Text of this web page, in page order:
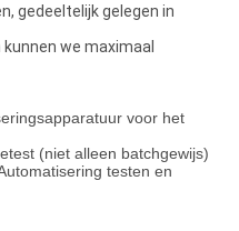
gedeeltelijk gelegen in
we maximaal
voor het
(niet alleen batchgewijs)
testen en